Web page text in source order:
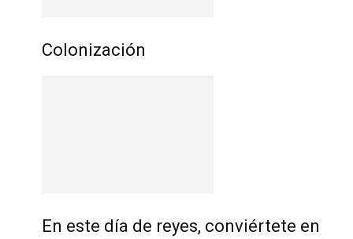
Colonización
En este día de reyes, conviértete en